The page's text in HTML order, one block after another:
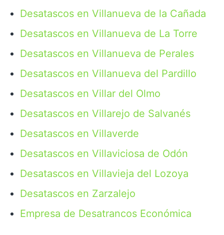
Desatascos en Villanueva de la Cañada
Desatascos en Villanueva de La Torre
Desatascos en Villanueva de Perales
Desatascos en Villanueva del Pardillo
Desatascos en Villar del Olmo
Desatascos en Villarejo de Salvanés
Desatascos en Villaverde
Desatascos en Villaviciosa de Odón
Desatascos en Villavieja del Lozoya
Desatascos en Zarzalejo
Empresa de Desatrancos Económica